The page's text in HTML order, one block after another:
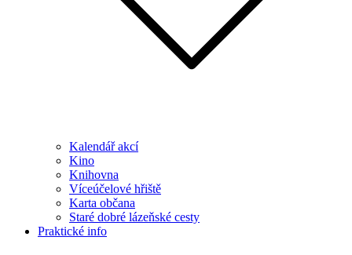
Kalendář akcí
Kino
Knihovna
Víceúčelové hřiště
Karta občana
Staré dobré lázeňské cesty
Praktické info